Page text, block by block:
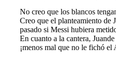
No creo que los blancos
Creo que el planteamiento de
pasado si Messi hubiera
En cuanto a la cantera,
¡menos mal que no le fichó el